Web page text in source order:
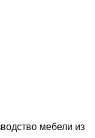
мебели из